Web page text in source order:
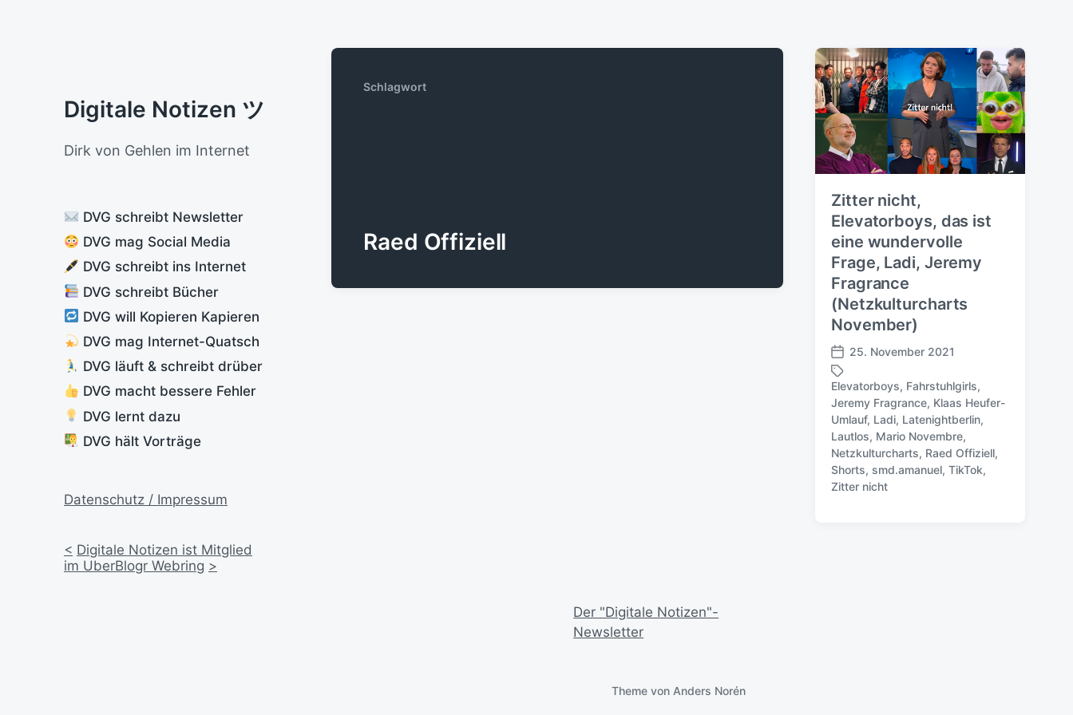
Digitale Notizen ツ
Dirk von Gehlen im Internet
DVG schreibt Newsletter
DVG mag Social Media
DVG schreibt ins Internet
DVG schreibt Bücher
DVG will Kopieren Kapieren
DVG mag Internet-Quatsch
DVG läuft & schreibt drüber
DVG macht bessere Fehler
DVG lernt dazu
DVG hält Vorträge
Datenschutz / Impressum
< Digitale Notizen ist Mitglied
im UberBlogr Webring >
Schlagwort
Raed Offiziell
Zitter nicht,
Elevatorboys, das ist
eine wundervolle
Frage, Ladi, Jeremy
Fragrance
(Netzkulturcharts
November)
V
e
r
ö
f
f
e
n
t
25. November 2021
S
c
h
l
Elevatorboys, Fahrstuhlgirls,
Jeremy Fragrance, Klaas Heufer-
Umlauf, Ladi, Latenightberlin,
Lautlos, Mario Novembre,
Netzkulturcharts, Raed Offiziell,
Shorts,smd.amanuel,TikTok,
Zitter nicht
Der "Digitale Notizen"-
Newsletter
Theme von Anders Norén